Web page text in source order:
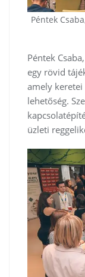
Péntek
Péntek
egy rövid
amely
lehetőség.
üzleti